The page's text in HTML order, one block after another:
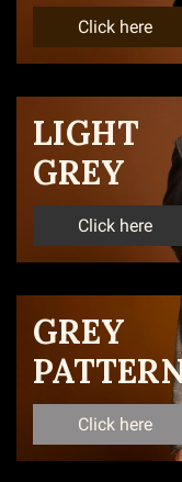
Click here
LIGHT
GREY
Click here
GREY
Click here